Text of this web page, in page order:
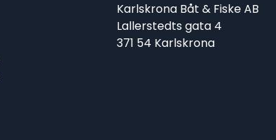
Karlskrona Båt & Fiske AB
Lallerstedts gata 4
371 54 Karlskrona